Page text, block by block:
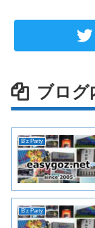
ブログ
B'z Party
B'z Party